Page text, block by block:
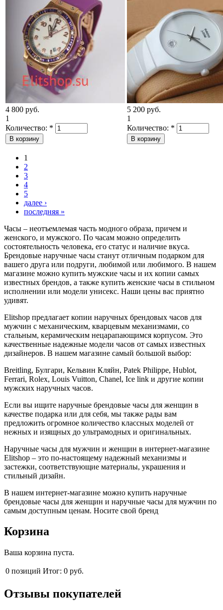
4 800 руб.
1
Количество: *
5 200 руб.
1
Количество: *
1
2
3
4
5
далее ›
последняя »
Часы – неотъемлемая часть модного образа, причем и
женского, и мужского. По часам можно определить
состоятельность человека, его статус и наличие вкуса.
Брендовые наручные часы станут отличным подарком для
вашего друга или подруги, любимой или любимого. В нашем
магазине можно купить мужские часы и их копии самых
известных брендов, а также купить женские часы в стильном
исполнении или модели унисекс. Наши цены вас приятно
удивят.
Elitshop предлагает копии наручных брендовых часов для
мужчин с механическим, кварцевым механизмами, со
стальным, керамическим нецарапающимся корпусом. Это
качественные надежные модели часов от самых известных
дизайнеров. В нашем магазине самый большой выбор:
Breitling, Булгари, Кельвин Кляйн, Patek Philippe, Hublot,
Ferrari, Rolex, Louis Vuitton, Chanel, Ice link и другие копии
мужских наручных часов.
Если вы ищите наручные брендовые часы для женщин в
качестве подарка или для себя, мы также рады вам
предложить огромное количество классных моделей от
нежных и изящных до ультрамодных и оригинальных.
Наручные часы для мужчин и женщин в интернет-магазине
Elitshop – это по-настоящему надежный механизмы и
застежки, соответствующие материалы, украшения и
стильный дизайн.
В нашем интернет-магазине можно купить наручные
брендовые часы для женщин и наручные часы для мужчин по
самым доступным ценам. Носите свой бренд
Корзина
Ваша корзина пуста.
0 позиций Итог: 0 руб.
Отзывы покупателей